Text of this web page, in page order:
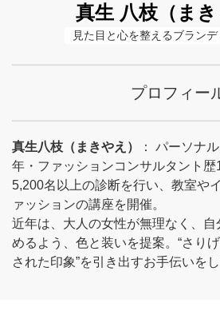
真生 八枝（まき
見た目と心を整えるブラン
プロフィー
真生八枝（まきやえ）
： パーソナ
年・ファッションコンサルタント歴
5,200名以上の診断を行い、教室や
ァッションの講座を開催。
近年は、大人の女性が無理なく、
めるよう、色と装いを提案。“さり
された印象”を引き出すお手伝いをし